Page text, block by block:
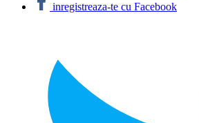
inregistreaza-te cu Facebook